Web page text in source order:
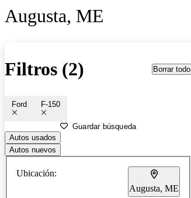
Augusta, ME
Filtros (2) Borrar todo
Ford F-150
Guardar búsqueda
Autos usados
Autos nuevos
Ubicación:
Augusta, ME